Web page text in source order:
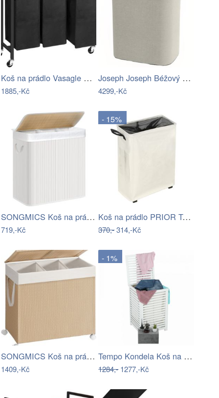
Koš na prádlo Vasagle Pietro 119 l…
1885,-Kč
Joseph Joseph Béžový koš na prádlo Tota…
4299,-Kč
SONGMICS Koš na prádlo 150l Lujas bílý
719,-Kč
- 15%
Koš na prádlo PRIOR Tempo Kondela
370,-314,-Kč
SONGMICS Koš na prádlo Dione 140 L hnědý
1409,-Kč
- 1%
Tempo Kondela Koš na prádlo BASKET -…
1284,-1277,-Kč